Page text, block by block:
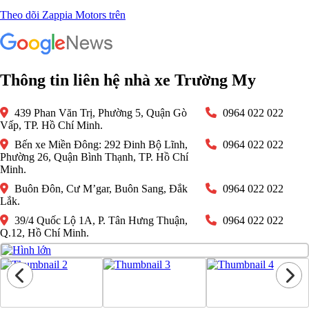
Theo dõi Zappia Motors trên
Thông tin liên hệ nhà xe Trường My
439 Phan Văn Trị, Phường 5, Quận Gò
Vấp, TP. Hồ Chí Minh.
0964 022 022
Bến xe Miền Đông: 292 Đinh Bộ Lĩnh,
Phường 26, Quận Bình Thạnh, TP. Hồ Chí
Minh.
0964 022 022
Buôn Đôn, Cư M’gar, Buôn Sang, Đắk
Lắk.
0964 022 022
39/4 Quốc Lộ 1A, P. Tân Hưng Thuận,
Q.12, Hồ Chí Minh.
0964 022 022